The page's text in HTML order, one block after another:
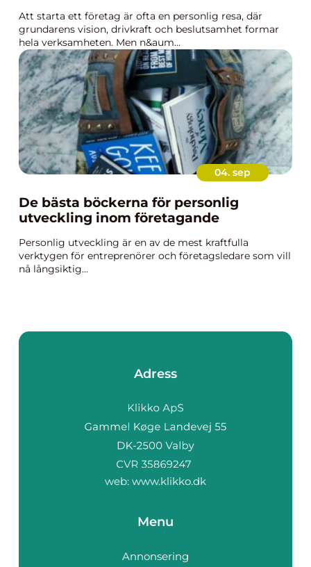
Att starta ett företag är ofta en personlig resa, där
grundarens vision, drivkraft och beslutsamhet formar
hela verksamheten. Men n&aum...
04. sep
De bästa böckerna för personlig
utveckling inom företagande
Personlig utveckling är en av de mest kraftfulla
verktygen för entreprenörer och företagsledare som vill
nå långsiktig...
Adress
web: www.klikko.dk
Menu
Annonsering